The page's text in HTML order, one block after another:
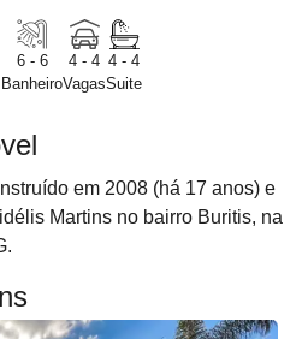
6 - 6
Banheiro
4 - 4
Vagas
4 - 4
Suite
em 2008 (há 17 anos) e
Martins no bairro Buritis, na